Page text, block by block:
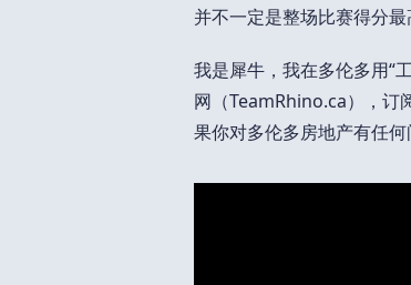
并不一定是整场比赛得分最
我是犀牛，我在多伦多用“
网（TeamRhino.ca），订
果你对多伦多房地产有任